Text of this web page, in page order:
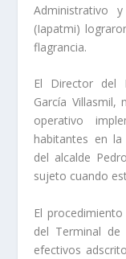
Administrativo
(Iapatmi)
flagrancia.
El Director del
García Villasmil,
operativo
habitantes en
del alcalde
sujeto cuando
El
del Terminal de
efectivos